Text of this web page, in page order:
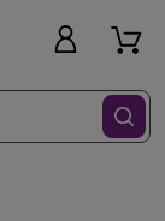
Filtra